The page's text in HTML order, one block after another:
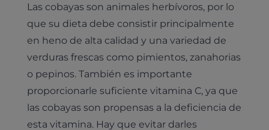
Las cobayas son animales herbívoros, por lo
que su dieta debe consistir principalmente
en heno de alta calidad y una variedad de
verduras frescas como pimientos, zanahorias
o pepinos. También es importante
proporcionarle suficiente vitamina C, ya que
las cobayas son propensas a la deficiencia de
esta vitamina. Hay que evitar darles